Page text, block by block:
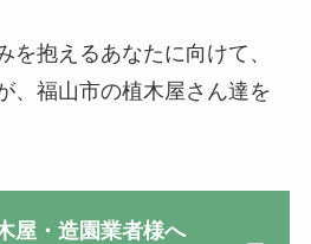
を抱えるあなたに向けて、
、福山市の植木屋さん達を
屋・造園業者様へ